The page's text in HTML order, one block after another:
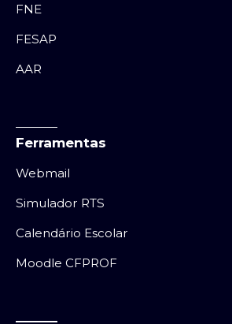
FNE
FESAP
AAR
Ferramentas
Webmail
Simulador RTS
Calendário Escolar
Moodle CFPROF